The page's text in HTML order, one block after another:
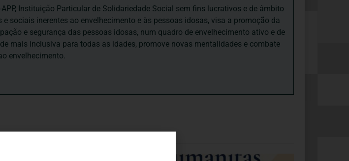
Instituição Particular de Solidariedade Social sem fins lucrativos e de âmbito
sociais inerentes ao envelhecimento e às pessoas idosas, visa a promoção da
e segurança das pessoas idosas, num quadro de envelhecimento ativo e de
mais inclusiva para todas as idades, promove novas mentalidades e combate
envelhecimento.